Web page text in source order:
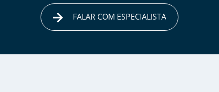
FALAR COM ESPECIALISTA